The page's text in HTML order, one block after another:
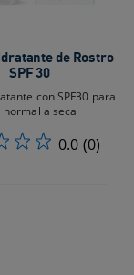
de Rostro
SPF 30
con SPF30 para
normal a seca
0.0 (0)